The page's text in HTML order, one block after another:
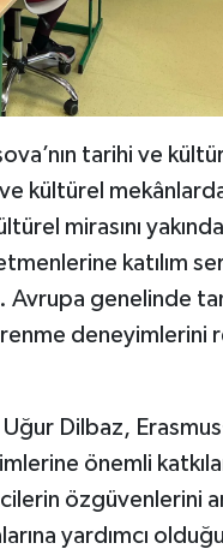
tarihi ve
kültürel
mirasını
katılım
genelinde
deneyimlerini
Dilbaz,
önemli katkılar
özgüvenlerini
yardımcı